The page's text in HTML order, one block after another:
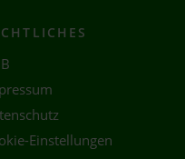
Einstellungen